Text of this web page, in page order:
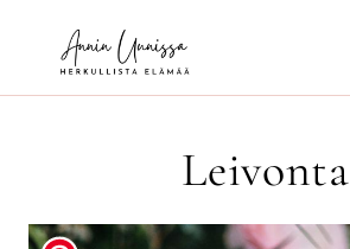
sisältöön
Leivonta